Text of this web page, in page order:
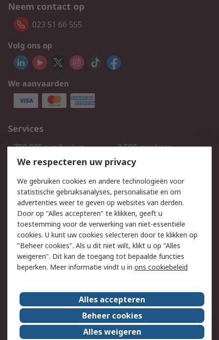
Neem contact op
023 51 66 555
Volg ons op
We aanvaarden
Services
750.000 producten
2.500 merken
Bestellen
Inkoopoplossingen
Track & Trace
Wettelijk
Cookiebeleid
Email veiligheid
Privacybeleid
Websitevoorwaarden
Algemene
verkoopvoorwaarden
Over RS
RS Group
Over ons
RS wereldwijd
Werken bij RS
We respecteren uw privacy
We gebruiken cookies en andere technologieën voor
statistische gebruiksanalyses, personalisatie en om
advertenties weer te geven op websites van derden.
Door op "Alles accepteren" te klikken, geeft u
toestemming voor de verwerking van niet-essentiële
cookies. U kunt uw cookies selecteren door te klikken op
"Beheer cookies". Als u dit niet wilt, klikt u op "Alles
weigeren". Dit kan de toegang tot bepaalde functies
beperken. Meer informatie vindt u in ons cookiebeleid
Alles accepteren
Beheer cookies
Alles weigeren